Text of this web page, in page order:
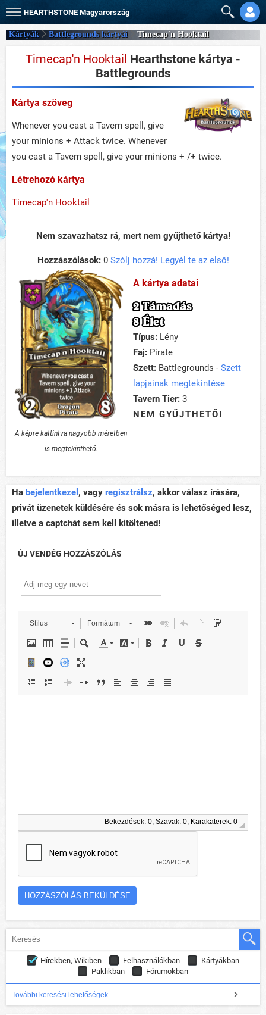
HEARTHSTONE Magyarország
Kártyák Battlegrounds kártyái Timecap'n Hooktail
Timecap'n Hooktail Hearthstone kártya -
Battlegrounds
Kártya szöveg
Whenever you cast a Tavern spell, give
your minions + Attack twice. Whenever
you cast a Tavern spell, give your minions + /+ twice.
Létrehozó kártya
Timecap'n Hooktail
Nem szavazhatsz rá, mert nem gyűjthető kártya!
Hozzászólások:0 Szólj hozzá! Legyél te az első!
A képre kattintva nagyobb méretben
is megtekinthető.
A kártya adatai
2 Támadás
8 Élet
Típus: Lény
Faj: Pirate
Szett: Battlegrounds - Szett
lapjainak megtekintése
Tavern Tier: 3
NEM GYŰJTHETŐ!
Ha bejelentkezel , vagy regisztrálsz, akkor válasz írására,
privát üzenetek küldésére és sok másra is lehetőséged lesz,
illetve a captchát sem kell kitöltened!
ÚJ VENDÉG HOZZÁSZÓLÁS
Stílus Formátum
Bekezdések: 0, Szavak: 0, Karakaterek: 0
Hírekben, Wikiben Felhasználókban
Kártyákban
Paklikban
Fórumokban
További keresési lehetőségek